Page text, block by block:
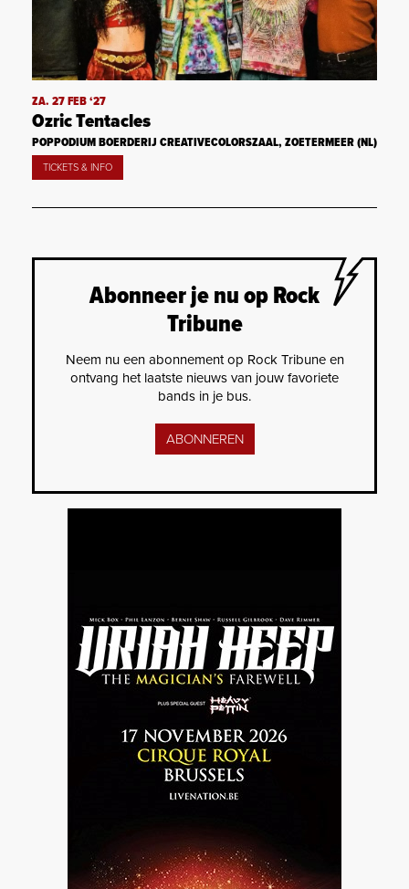
ZA. 27 FEB ‘27
Ozric Tentacles
POPPODIUM BOERDERIJ CREATIVECOLORSZAAL, ZOETERMEER (NL)
TICKETS & INFO
Abonneer je nu op Rock
Tribune
Neem nu een abonnement op Rock Tribune en
ontvang het laatste nieuws van jouw favoriete
bands in je bus.
ABONNEREN